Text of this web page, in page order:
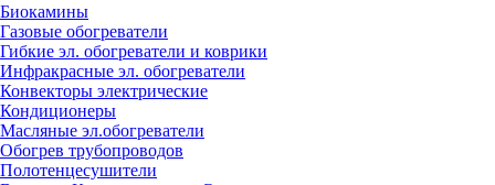
Биокамины
Газовые обогреватели
Гибкие эл. обогреватели и коврики
Инфракрасные эл. обогреватели
Конвекторы электрические
Кондиционеры
Масляные эл.обогреватели
Обогрев трубопроводов
Полотенцесушители